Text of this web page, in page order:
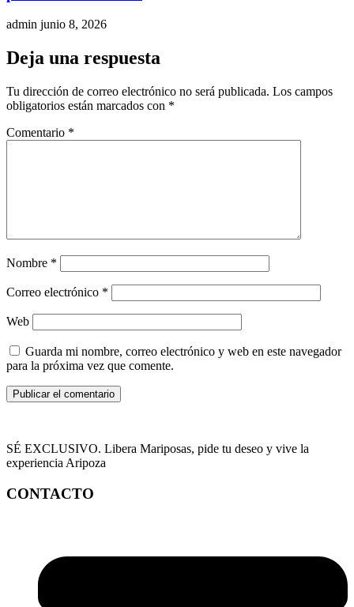
admin junio 8, 2026
Deja una respuesta
Tu dirección de correo electrónico no será publicada. Los campos
obligatorios están marcados con *
Comentario *
Nombre *
Correo electrónico *
Web
Guarda mi nombre, correo electrónico y web en este navegador
para la próxima vez que comente.
SÉ EXCLUSIVO. Libera Mariposas, pide tu deseo y vive la
experiencia Aripoza
CONTACTO